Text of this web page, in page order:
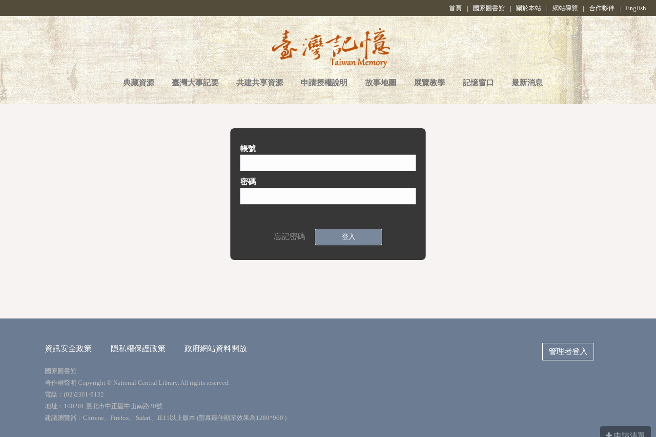
首頁 | 國家圖書館 | 關於本站 | 網站導覽 | 合作夥伴 | English
典藏資源 臺灣大事記要 共建共享資源 申請授權說明 故事地圖 展覽教學 記憶窗口 最新消息
帳號
密碼
忘記密碼 登入
資訊安全政策 隱私權保護政策 政府網站資料開放 管理者登入
國家圖書館
著作權聲明 Copyright © National Central Library. All rights reserved.
電話：(02)2361-9132
地址：100201 臺北市中正區中山南路20號
建議瀏覽器：Chrome、Firefox、Safari、IE11以上版本 (螢幕最佳顯示效果為1280*960 )